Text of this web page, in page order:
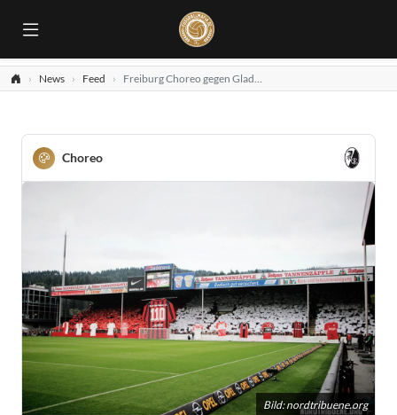
News Feed Freiburg Choreo gegen Gladbach
Choreo
Bild:nordtribuene.org